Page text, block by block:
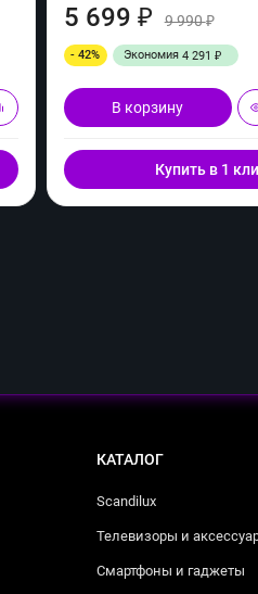
5 699 ₽ 9 990₽
- 42% Экономия 4 291 ₽
В корзину
Купить в 1
КАТАЛОГ
Scandilux
Телевизоры и
Смартфоны и гаджеты